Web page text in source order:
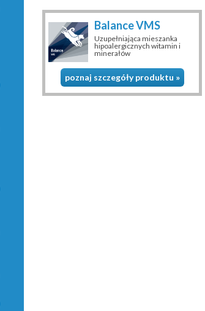
Balance VMS
Uzupełniająca mieszanka
hipoalergicznych witamin i
minerałów
poznaj szczegóły produktu »